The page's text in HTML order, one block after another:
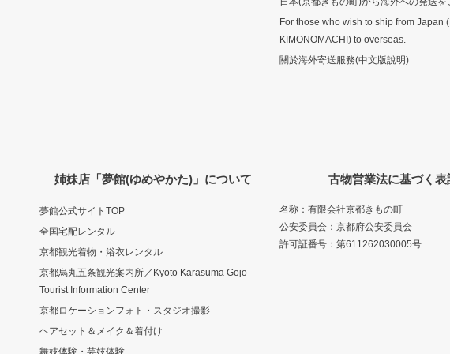
For those who wish to ship from Japan
KIMONOMACHI) to overseas.
關於海外寄送服務(中文版說明)
姉妹店「夢館(ゆめやかた)」について
夢館公式サイトTOP
全国宅配レンタル
京都観光着物・浴衣レンタル
京都烏丸五条観光案内所／Kyoto Karasuma Gojo
Tourist Information Center
京都ロケーションフォト・スタジオ撮影
ヘアセット＆メイク＆着付け
舞妓体験・芸妓体験
古物営業法に基づく表
名称：有限会社京都きもの町
公安委員会：京都府公安委員会
許可証番号：第611262030005号